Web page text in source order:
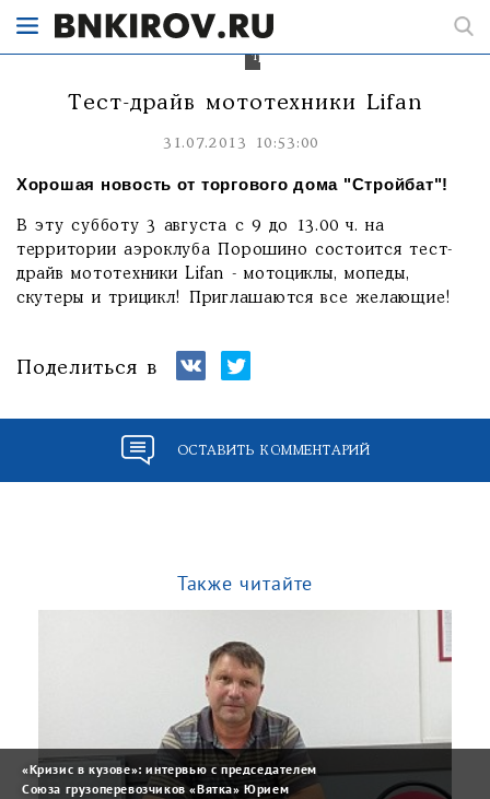
и
трицикл!
Тест-драйв мототехники Lifan
31.07.2013 10:53:00
Хорошая новость от торгового дома "Стройбат"!
В эту субботу 3 августа с 9 до 13.00 ч. на
территории аэроклуба Порошино состоится тест-
драйв мототехники Lifan - мотоциклы, мопеды,
скутеры и трицикл! Приглашаются все желающие!
Поделиться в
ОСТАВИТЬ КОММЕНТАРИЙ
Также читайте
«Кризис в кузове»: интервью с председателем
Союза грузоперевозчиков «Вятка» Юрием